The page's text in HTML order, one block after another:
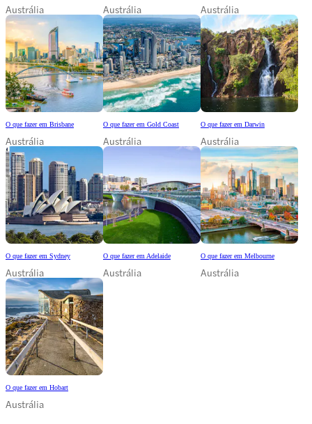
Austrália Austrália Austrália
O que fazer em Brisbane
Austrália
O que fazer em Gold Coast
Austrália
O que fazer em Darwin
Austrália
O que fazer em Sydney
Austrália
O que fazer em Adelaide
Austrália
O que fazer em Melbourne
Austrália
O que fazer em Hobart
Austrália